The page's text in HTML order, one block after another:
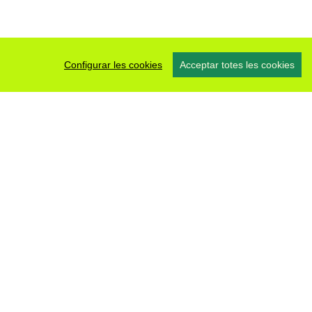
Configurar les cookies Acceptar totes les cookies